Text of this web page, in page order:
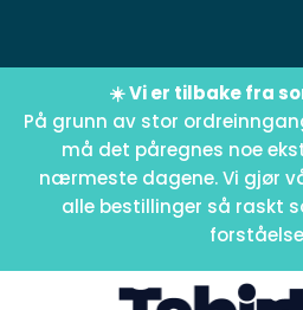
☀️ Vi er tilbake fra
På grunn av stor
må det påregnes noe
nærmeste dagene. Vi gjør
alle bestillinger så raskt